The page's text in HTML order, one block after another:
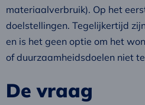
materiaalverbruik). Op het
doelstellingen. Tegelijkertijd
en is het geen optie om het
of duurzaamheidsdoelen niet
De vraag